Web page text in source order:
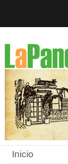
Inicio